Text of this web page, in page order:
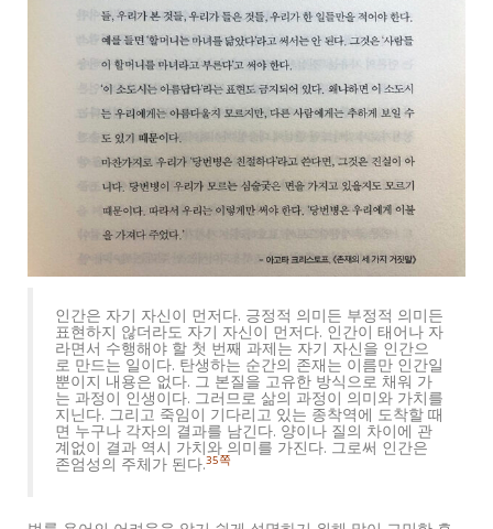
인간은 자기 자신이 먼저다. 긍정적 의미든 부정적 의미든
표현하지 않더라도 자기 자신이 먼저다. 인간이 태어나 자
라면서 수행해야 할 첫 번째 과제는 자기 자신을 인간으
로 만드는 일이다. 탄생하는 순간의 존재는 이름만 인간일
뿐이지 내용은 없다. 그 본질을 고유한 방식으로 채워 가
는 과정이 인생이다. 그러므로 삶의 과정이 의미와 가치를
지닌다. 그리고 죽임이 기다리고 있는 종착역에 도착할 때
면 누구나 각자의 결과를 남긴다. 양이나 질의 차이에 관
계없이 결과 역시 가치와 의미를 가진다. 그로써 인간은
존엄성의 주체가 된다.35쪽